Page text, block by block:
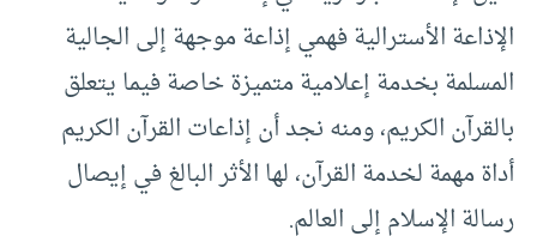
الإذاعة الأسترالية فهمي إذاعة موجهة إلى الجالية
المسلمة بخدمة إعلامية متميزة خاصة فيما يتعلق
بالقرآن الكريم، ومنه نجد أن إذاعات القرآن الكريم
أداة مهمة لخدمة القرآن، لها الأثر البالغ في إيصال
رسالة الإسلام إلى العالم.